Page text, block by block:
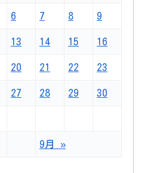
6 7 8 9
13 14 15 16
20 21 22 23
27 28 29 30
9月 »